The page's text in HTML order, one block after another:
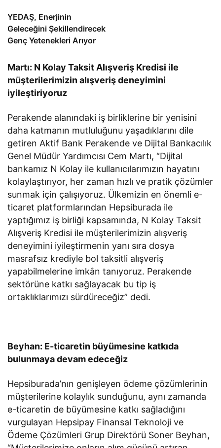
YEDAŞ, Enerjinin
Geleceğini Şekillendirecek
Genç Yetenekleri Arıyor
Martı: N Kolay Taksit Alışveriş Kredisi ile
müşterilerimizin alışveriş deneyimini
iyileştiriyoruz
Perakende alanındaki iş birliklerine bir yenisini
daha katmanın mutluluğunu yaşadıklarını dile
getiren Aktif Bank Perakende ve Dijital Bankacılık
Genel Müdür Yardımcısı Cem Martı, “Dijital
bankamız N Kolay ile kullanıcılarımızın hayatını
kolaylaştırıyor, her zaman hızlı ve pratik çözümler
sunmak için çalışıyoruz. Ülkemizin en önemli e-
ticaret platformlarından Hepsiburada ile
yaptığımız iş birliği kapsamında, N Kolay Taksit
Alışveriş Kredisi ile müşterilerimizin alışveriş
deneyimini iyileştirmenin yanı sıra dosya
masrafsız krediyle bol taksitli alışveriş
yapabilmelerine imkân tanıyoruz. Perakende
sektörüne katkı sağlayacak bu tip iş
ortaklıklarımızı sürdüreceğiz” dedi.
Beyhan: E-ticaretin büyümesine katkıda
bulunmaya devam edeceğiz
Hepsiburada’nın genişleyen ödeme çözümlerinin
müşterilerine kolaylık sunduğunu, aynı zamanda
e-ticaretin de büyümesine katkı sağladığını
vurgulayan Hepsipay Finansal Teknoloji ve
Ödeme Çözümleri Grup Direktörü Soner Beyhan,